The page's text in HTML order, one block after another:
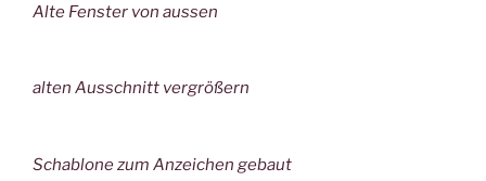
Alte Fenster von aussen
alten Ausschnitt vergrößern
Schablone zum Anzeichen gebaut